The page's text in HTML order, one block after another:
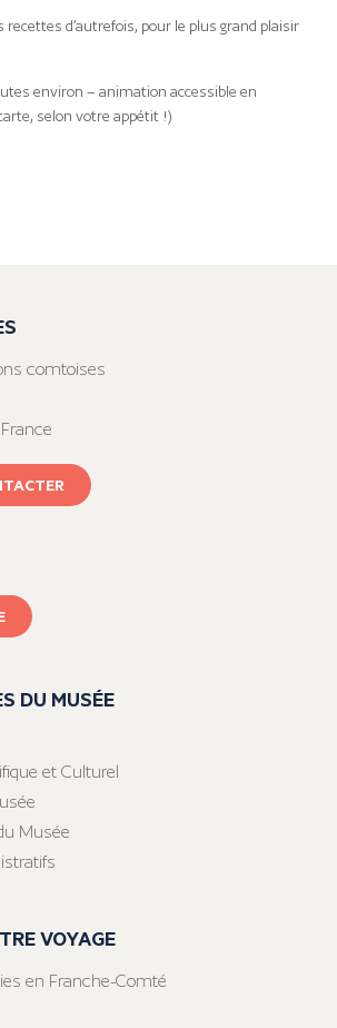
recettes d’autrefois, pour le plus grand plaisir
environ – animation accessible en
selon votre appétit !)
comtoises
DU MUSÉE
et Culturel
Musée
VOYAGE
en Franche-Comté